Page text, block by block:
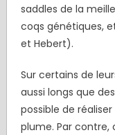
saddles de la
coqs génétiques,
et Hebert).
Sur certains de
aussi longs que
possible de
plume. Par contre,